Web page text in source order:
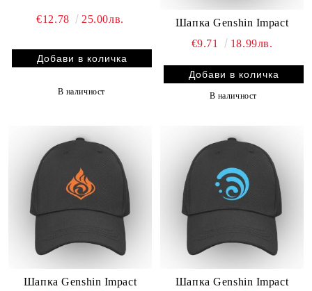
€12.78 25.00лв.
В наличност
Шапка Genshin Impact
€9.71
18.99лв.
В наличност
Шапка Genshin Impact
Шапка Genshin Impact